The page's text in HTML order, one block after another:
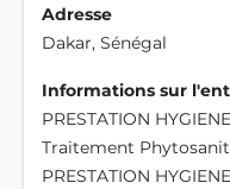
Adresse
Dakar, Sénégal
Informations sur
PRESTATION
Traitement
PRESTATION